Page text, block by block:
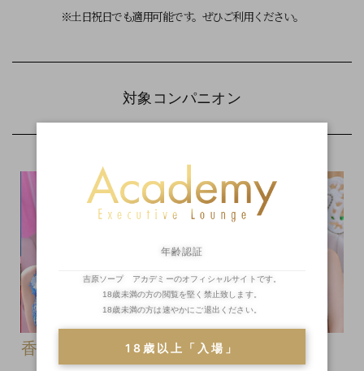
※土日祝日でも適用可能です。ぜひご利用ください。
対象コンパニオン
香鈴 莉乃りの
年齢認証
吉原ソープ アカデミーのオフィシャルサイトです。
18歳未満の方の閲覧を堅く禁止致します。
18歳未満の方は速やかにご退出ください。
18歳以上「入場」